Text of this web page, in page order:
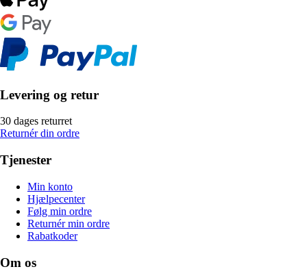
Levering og retur
30 dages returret
Returnér din ordre
Tjenester
Min konto
Hjælpecenter
Følg min ordre
Returnér min ordre
Rabatkoder
Om os